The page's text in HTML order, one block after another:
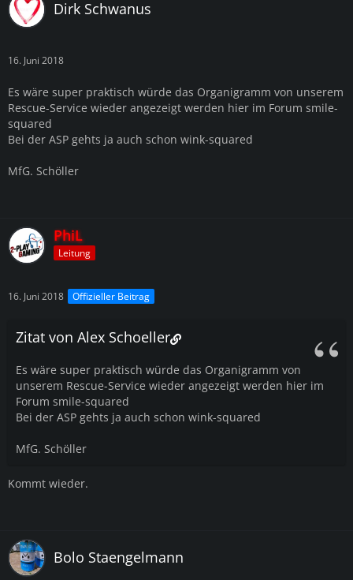
Dirk Schwanus
16. Juni 2018
Es wäre super praktisch würde das Organigramm von unserem
Rescue-Service wieder angezeigt werden hier im Forum smile-
squared
Bei der ASP gehts ja auch schon wink-squared
MfG. Schöller
PhiL
Leitung
16. Juni 2018 Offizieller Beitrag
Zitat von Alex Schoeller
Es wäre super praktisch würde das Organigramm von
unserem Rescue-Service wieder angezeigt werden hier im
Forum smile-squared
Bei der ASP gehts ja auch schon wink-squared
MfG. Schöller
Kommt wieder.
Bolo Staengelmann